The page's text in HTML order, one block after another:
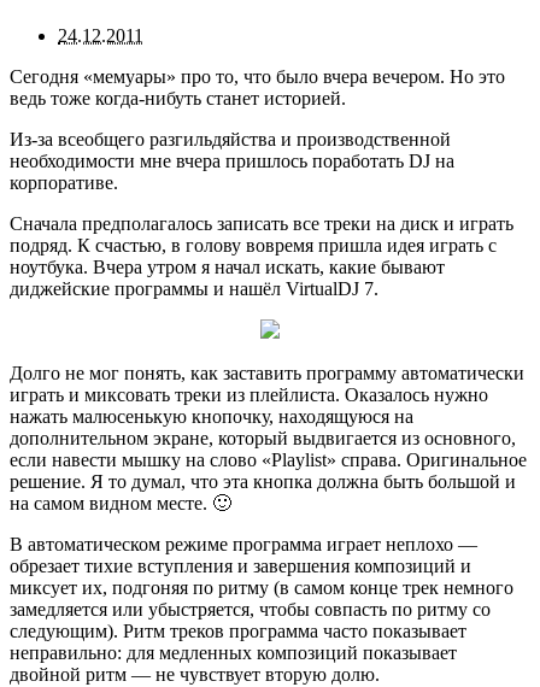
24.12.2011
Сегодня «мемуары» про то, что было вчера вечером. Но это
ведь тоже когда-нибуть станет историей.
Из-за всеобщего разгильдяйства и производственной
необходимости мне вчера пришлось поработать DJ на
корпоративе.
Сначала предполагалось записать все треки на диск и играть
подряд. К счастью, в голову вовремя пришла идея играть с
ноутбука. Вчера утром я начал искать, какие бывают
диджейские программы и нашёл VirtualDJ 7.
Долго не мог понять, как заставить программу автоматически
играть и миксовать треки из плейлиста. Оказалось нужно
нажать малюсенькую кнопочку, находящуюся на
дополнительном экране, который выдвигается из основного,
если навести мышку на слово «Playlist» справа. Оригинальное
решение. Я то думал, что эта кнопка должна быть большой и
на самом видном месте. 🙂
В автоматическом режиме программа играет неплохо —
обрезает тихие вступления и завершения композиций и
миксует их, подгоняя по ритму (в самом конце трек немного
замедляется или убыстряется, чтобы совпасть по ритму со
следующим). Ритм треков программа часто показывает
неправильно: для медленных композиций показывает
двойной ритм — не чувствует вторую долю.